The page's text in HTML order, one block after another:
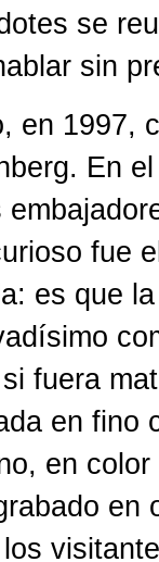
se
sin
en 1997,
En
fue
es que
fuera
en fino
en
en